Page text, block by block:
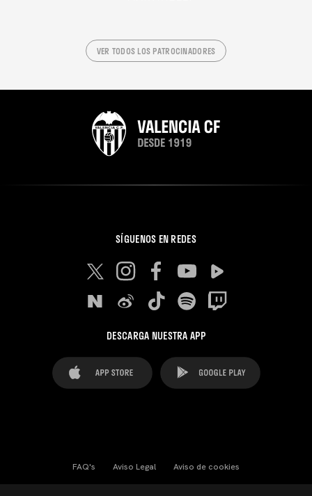
VER TODOS LOS PATROCINADORES
SÍGUENOS EN REDES
DESCARGA NUESTRA APP
FAQ's Aviso Legal Aviso de cookies